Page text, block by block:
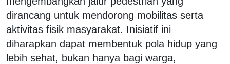
dirancang untuk mendorong mobilitas serta
aktivitas fisik masyarakat. Inisiatif ini
diharapkan dapat membentuk pola hidup yang
lebih sehat, bukan hanya bagi warga,